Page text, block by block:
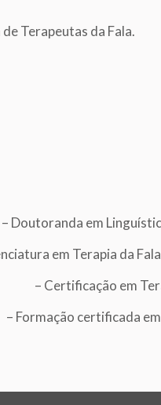
Terapeutas da Fala.
– Doutoranda em
em Terapia da
– Certificação em
– Formação certificada